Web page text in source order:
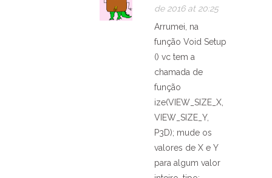
de 2016 at 20:25
Arrumei, na
função Void Setup
() vc tem a
chamada de
função
ize(VIEW_SIZE_X,
VIEW_SIZE_Y,
P3D); mude os
valores de X e Y
para algum valor